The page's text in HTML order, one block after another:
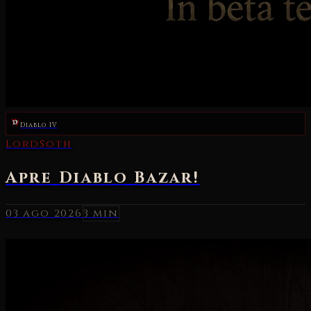
Diablo IV
03 ago 20263 min